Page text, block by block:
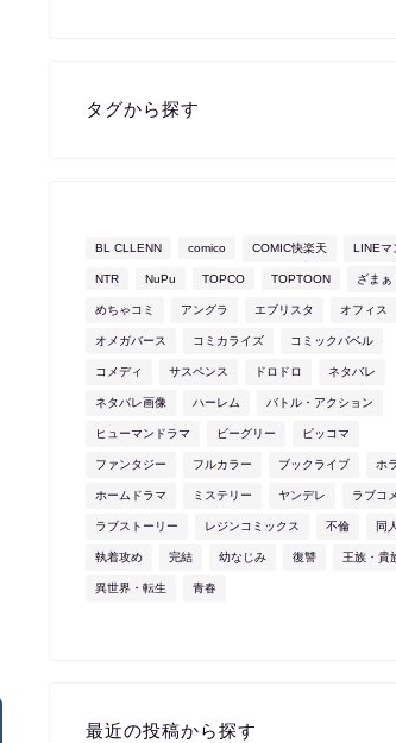
タグから探す
BL CLLENN comico COMIC快楽天 LINEマ
NTR NuPu TOPCO TOPTOON ざまぁ
めちゃコミ アングラ エブリスタ オフィス
オメガバース コミカライズ コミックバベル
コメディ サスペンス ドロドロ ネタバレ
ネタバレ画像 ハーレム バトル・アクション
ヒューマンドラマ ビーグリー ピッコマ
ファンタジー フルカラー ブックライブ ホ
ホームドラマ ミステリー ヤンデレ ラブコメ
ラブストーリー レジンコミックス 不倫 同人
執着攻め 完結 幼なじみ 復讐 王族・貴
異世界・転生 青春
最近の投稿から探す